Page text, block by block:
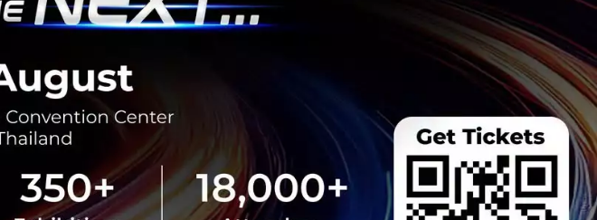
านในองค์กรการเบิกจ่ายและบัญชีก็ออนไลน์
ละเซ็นสัญญาต่าง ๆ ในขณะที่หน้าการขาย
วิธี ทั้งโอนชำระ บัตรเครดิต หรือผ่อนชำระ
มดเป็นการชี้ให้เห็นถึงกระบวนการทำธุรกิจ
แต่ในอนาคตเราได้เห็นการเติบโตขึ้นอย่างมาก